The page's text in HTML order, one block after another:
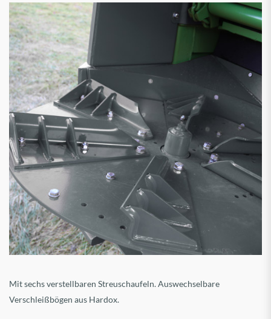
Mit sechs verstellbaren Streuschaufeln. Auswechselbare
Verschleißbögen aus Hardox.